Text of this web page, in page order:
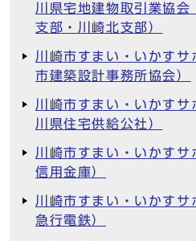
川県宅地建物取引業協
支部・川崎北支部）
川崎市すまい・いかすサ
市建築設計事務所協会）
川崎市すまい・いかすサ
川県住宅供給公社）
川崎市すまい・いかすサ
信用金庫）
川崎市すまい・いかすサ
急行電鉄）